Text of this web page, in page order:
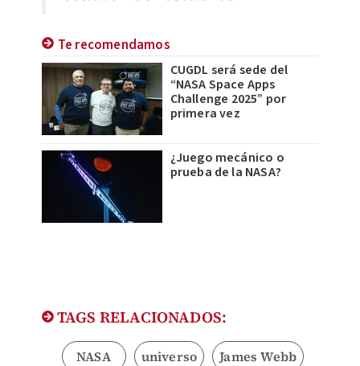
Te recomendamos
CUGDL será sede del
“NASA Space Apps
Challenge 2025” por
primera vez
¿Juego mecánico o
prueba de la NASA?
TAGS RELACIONADOS:
NASA universo James Webb